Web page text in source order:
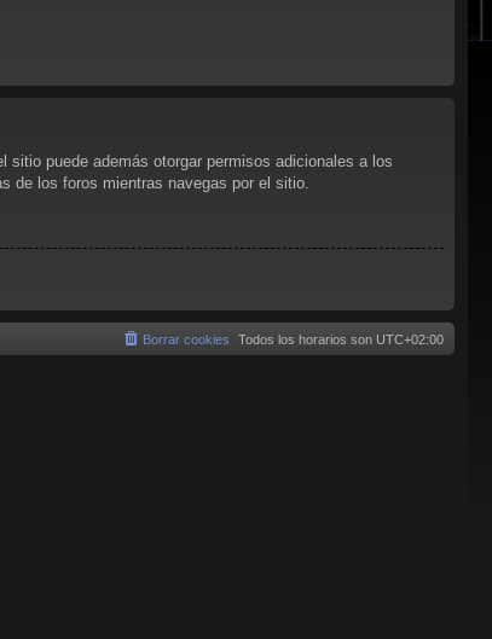
puede además otorgar permisos adicionales a los
de los foros mientras navegas por el sitio.
Todos los horarios son UTC+02:00
Borrar cookies